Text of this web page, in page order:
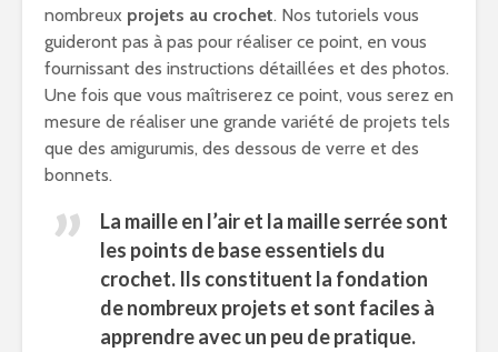
nombreux projets au crochet. Nos tutoriels vous
guideront pas à pas pour réaliser ce point, en vous
fournissant des instructions détaillées et des photos.
Une fois que vous maîtriserez ce point, vous serez en
mesure de réaliser une grande variété de projets tels
que des amigurumis, des dessous de verre et des
bonnets.
La maille en l’airet la maille serréesont
les points de base essentiels du
crochet. Ils constituent la fondation
de nombreux projets et sont faciles à
apprendre avec un peu de pratique.